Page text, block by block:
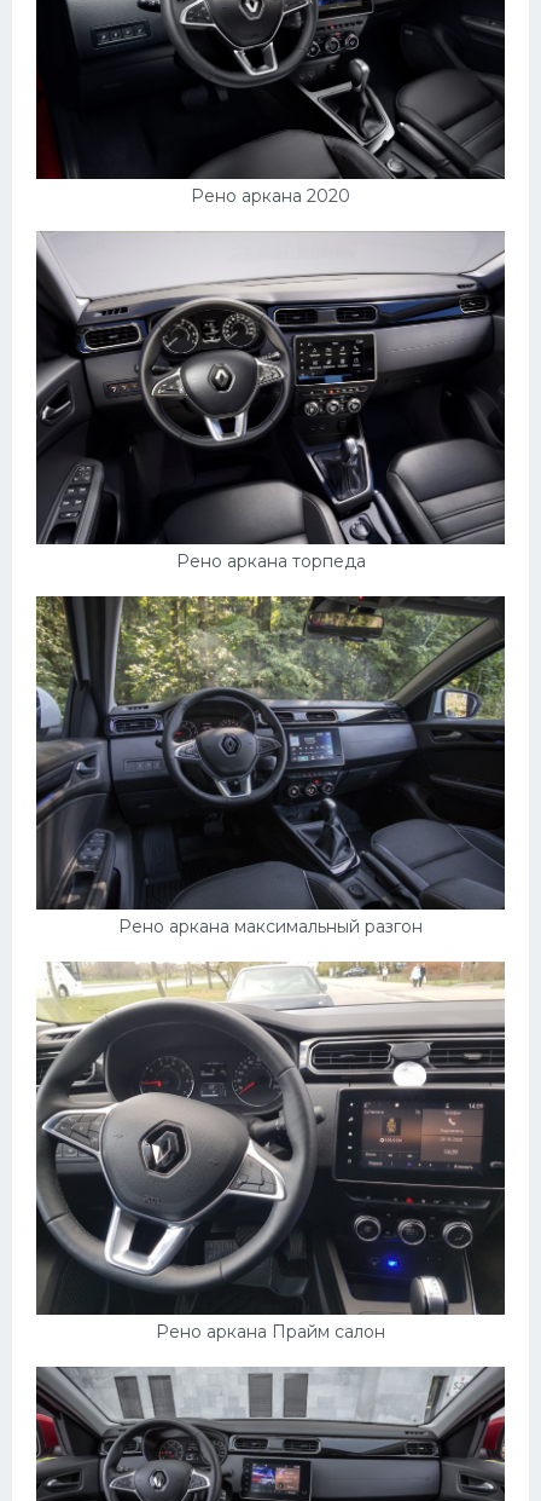
Рено аркана 2020
Рено аркана торпеда
Рено аркана максимальный разгон
Рено аркана Прайм салон
Дэу
Скания
Джили
Хавал
Кавасаки
Инфинити
ЛУАЗ
Фиат
Ситроен
Субару
Опель
Митсубиси
Киа
Танки
Крайслер
Порше
Самолеты
Корабли
Комплектующие
Тойота
Лодки
Шкода
Вертолеты
Мазда
Самокаты
Велосипеды
Прогулочные суда
Лимузины
Камаз
Автобусы